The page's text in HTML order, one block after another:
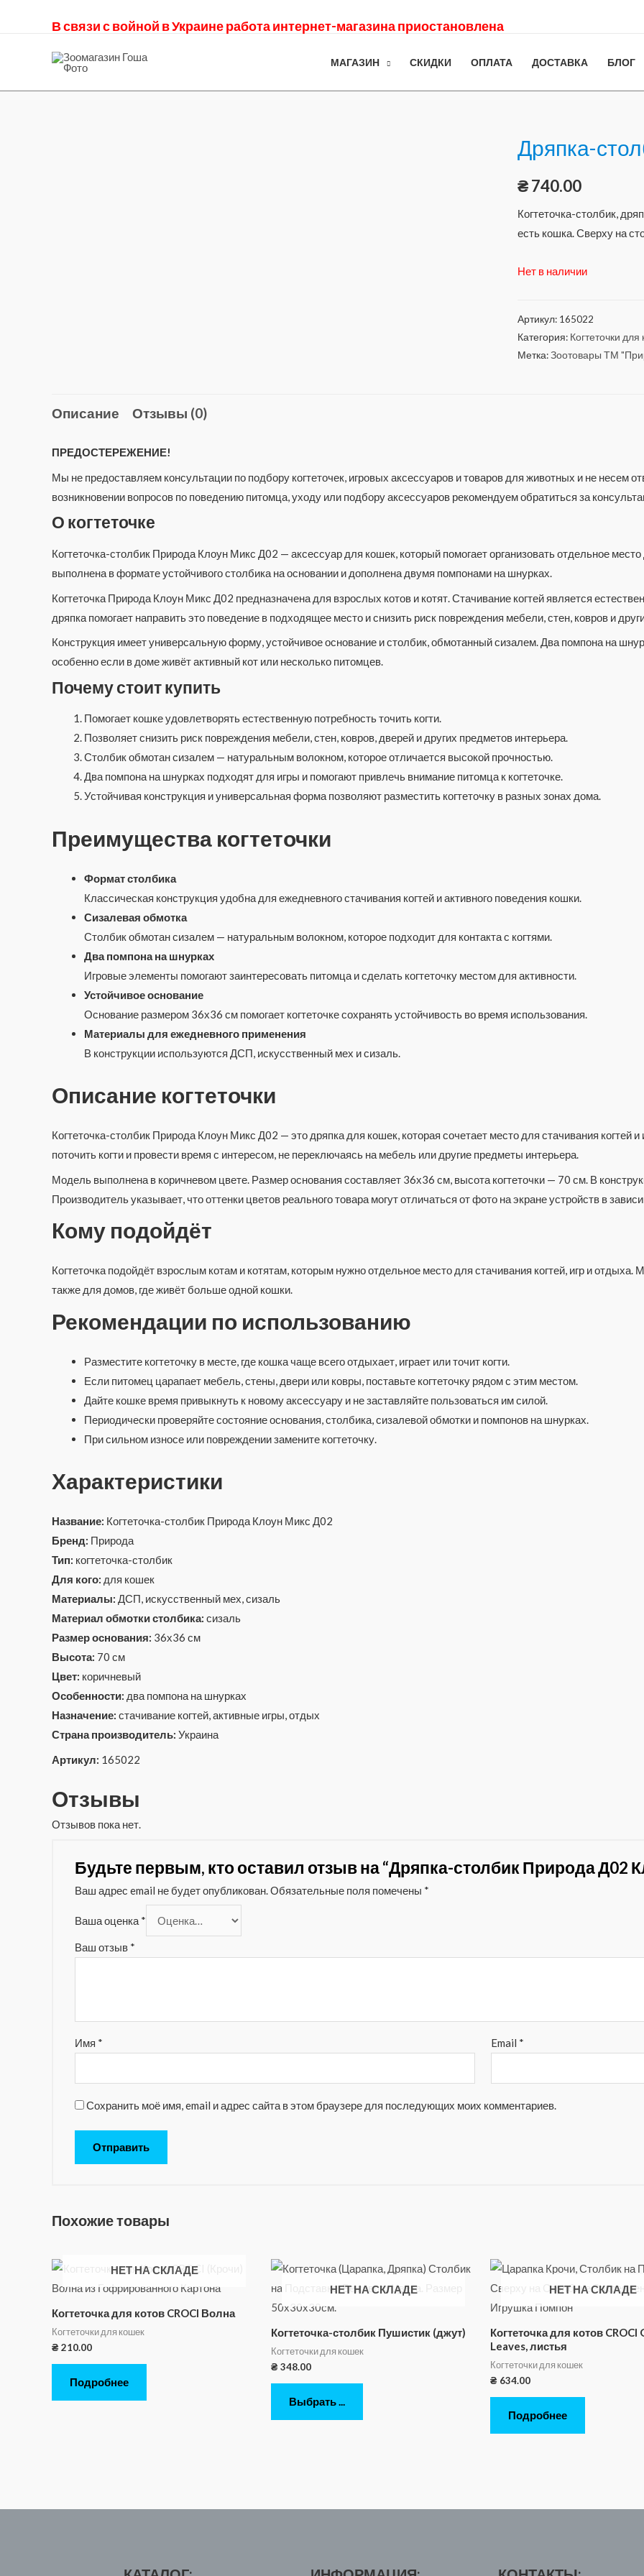
В связи с войной в Украине работа интернет-магазина приостановлена
МАГАЗИН СКИДКИ ОПЛАТА ДОСТАВКА БЛОГ
Дряпка-
₴740.00
Когтеточка-столбик,
есть кошка. Сверху на
Нет в наличии
Артикул: 165022
Категория: Когтеточки для
Метка:Зоотовары ТМ
Описание Отзывы (0)
ПРЕДОСТЕРЕЖЕНИЕ!
Мы не предоставляем консультации по подбору когтеточек, игровых аксессуаров и товаров для животных и не несем
возникновении вопросов по поведению питомца, уходу или подбору аксессуаров рекомендуем обратиться за
О когтеточке
Когтеточка-столбик Природа Клоун Микс Д02 — аксессуар для кошек, который помогает организовать отдельное
выполнена в формате устойчивого столбика на основании и дополнена двумя помпонами на шнурках.
Когтеточка Природа Клоун Микс Д02 предназначена для взрослых котов и котят. Стачивание когтей является
дряпка помогает направить это поведение в подходящее место и снизить риск повреждения мебели, стен, ковров и
Конструкция имеет универсальную форму, устойчивое основание и столбик, обмотанный сизалем. Два помпона на
особенно если в доме живёт активный кот или несколько питомцев.
Почему стоит купить
Помогает кошке удовлетворять естественную потребность точить когти.
Позволяет снизить риск повреждения мебели, стен, ковров, дверей и других предметов интерьера.
Столбик обмотан сизалем — натуральным волокном, которое отличается высокой прочностью.
Два помпона на шнурках подходят для игры и помогают привлечь внимание питомца к когтеточке.
Устойчивая конструкция и универсальная форма позволяют разместить когтеточку в разных зонах дома.
Преимущества когтеточки
Формат столбика
Классическая конструкция удобна для ежедневного стачивания когтей и активного поведения кошки.
Сизалевая обмотка
Столбик обмотан сизалем — натуральным волокном, которое подходит для контакта с когтями.
Два помпона на шнурках
Игровые элементы помогают заинтересовать питомца и сделать когтеточку местом для активности.
Устойчивое основание
Основание размером 36х36 см помогает когтеточке сохранять устойчивость во время использования.
Материалы для ежедневного применения
В конструкции используются ДСП, искусственный мех и сизаль.
Описание когтеточки
Когтеточка-столбик Природа Клоун Микс Д02 — это дряпка для кошек, которая сочетает место для стачивания когтей
поточить когти и провести время с интересом, не переключаясь на мебель или другие предметы интерьера.
Модель выполнена в коричневом цвете. Размер основания составляет 36х36 см, высота когтеточки — 70 см. В
Производитель указывает, что оттенки цветов реального товара могут отличаться от фото на экране устройств в
Кому подойдёт
Когтеточка подойдёт взрослым котам и котятам, которым нужно отдельное место для стачивания когтей, игр и
также для домов, где живёт больше одной кошки.
Рекомендации по использованию
Разместите когтеточку в месте, где кошка чаще всего отдыхает, играет или точит когти.
Если питомец царапает мебель, стены, двери или ковры, поставьте когтеточку рядом с этим местом.
Дайте кошке время привыкнуть к новому аксессуару и не заставляйте пользоваться им силой.
Периодически проверяйте состояние основания, столбика, сизалевой обмотки и помпонов на шнурках.
При сильном износе или повреждении замените когтеточку.
Характеристики
Название: Когтеточка-столбик Природа Клоун Микс Д02
Бренд: Природа
Тип: когтеточка-столбик
Для кого: для кошек
Материалы: ДСП, искусственный мех, сизаль
Материал обмотки столбика: сизаль
Размер основания: 36х36 см
Высота: 70 см
Цвет: коричневый
Особенности: два помпона на шнурках
Назначение: стачивание когтей, активные игры, отдых
Страна производитель: Украина
Артикул: 165022
Отзывы
Отзывов пока нет.
Будьте первым, кто оставил отзыв на “Дряпка-столбик Природа Д02
Ваш адрес email не будет опубликован.Обязательные поля помечены *
Ваша оценка *
Ваш отзыв *
Имя * Email *
Сохранить моё имя, email и адрес сайта в этом браузере для последующих моих комментариев.
Похожие товары
НЕТ НА СКЛАДЕ
Когтеточка для котов CROCI Волна
Когтеточки для кошек
₴ 210.00
Подробнее
НЕТ НА СКЛАДЕ
Когтеточка-столбик Пушистик (джут)
Когтеточки для кошек
₴ 348.00
Выбрать ...
НЕТ НА СКЛАДЕ
Когтеточка для котов CROCI
Leaves, листья
Когтеточки для кошек
₴ 634.00
Подробнее